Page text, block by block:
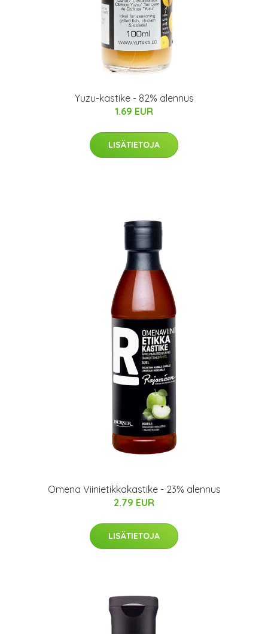
Yuzu-kastike - 82% alennus
1.69 EUR
LISÄTIETOJA
Omena Viinietikkakastike - 23% alennus
2.79 EUR
LISÄTIETOJA